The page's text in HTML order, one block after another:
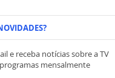
e receba notícias sobre a TV
mensalmente